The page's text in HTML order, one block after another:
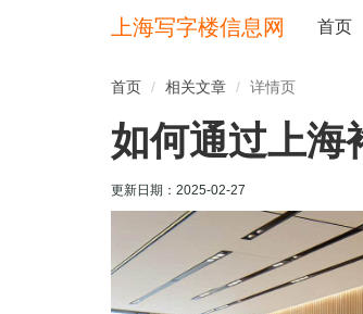
上海写字楼信息网 首页
首页 相关文章 详情页
如何通过上海
更新日期： 2025-02-27